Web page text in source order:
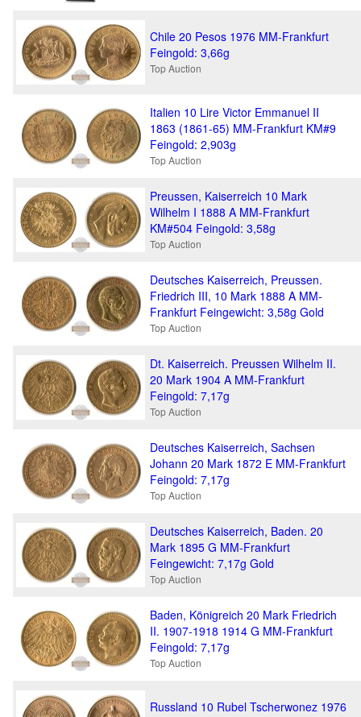
Chile 20 Pesos 1976 MM-Frankfurt
Feingold: 3,66g
Top Auction
Italien 10 Lire Victor Emmanuel II
1863 (1861-65) MM-Frankfurt KM#9
Feingold: 2,903g
Top Auction
Preussen, Kaiserreich 10 Mark
Wilhelm I 1888 A MM-Frankfurt
KM#504 Feingold: 3,58g
Top Auction
Deutsches Kaiserreich, Preussen.
Friedrich III, 10 Mark 1888 A MM-
Frankfurt Feingewicht: 3,58g Gold
Top Auction
Dt. Kaiserreich. Preussen Wilhelm II.
20 Mark 1904 A MM-Frankfurt
Feingold: 7,17g
Top Auction
Deutsches Kaiserreich, Sachsen
Johann 20 Mark 1872 E MM-Frankfurt
Feingold: 7,17g
Top Auction
Deutsches Kaiserreich, Baden. 20
Mark 1895 G MM-Frankfurt
Feingewicht: 7,17g Gold
Top Auction
Baden, Königreich 20 Mark Friedrich
II. 1907-1918 1914 G MM-Frankfurt
Feingold: 7,17g
Top Auction
Russland 10 Rubel Tscherwonez 1976